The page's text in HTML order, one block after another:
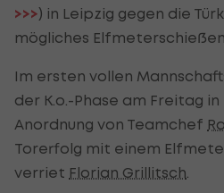
>>>) in Leipzig gegen die
mögliches
Im ersten vollen
der K.o.-Phase am Freitag
Anordnung von Teamchef
Torerfolg mit einem
verriet Florian Grillitsch